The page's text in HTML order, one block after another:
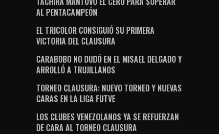
AL PENTACAMPEÓN
EL TRICOLOR CONSIGUIÓ SU PRIMERA
VICTORIA DEL CLAUSURA
CARABOBO NO DUDÓ EN EL MISAEL DELGADO Y
ARROLLÓ A TRUJILLANOS
TORNEO CLAUSURA: NUEVO TORNEO Y NUEVAS
CARAS EN LA LIGA FUTVE
LOS CLUBES VENEZOLANOS YA SE REFUERZAN
DE CARA AL TORNEO CLAUSURA